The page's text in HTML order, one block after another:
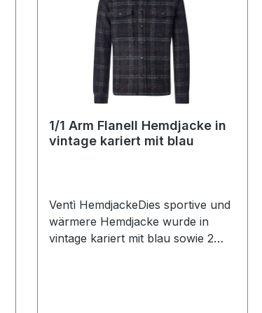
1/1 Arm Flanell Hemdjacke in
vintage kariert mit blau
Ventì HemdjackeDies sportive und
wärmere Hemdjacke wurde in
vintage kariert mit blau sowie 2